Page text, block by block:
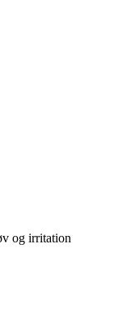
og irritation